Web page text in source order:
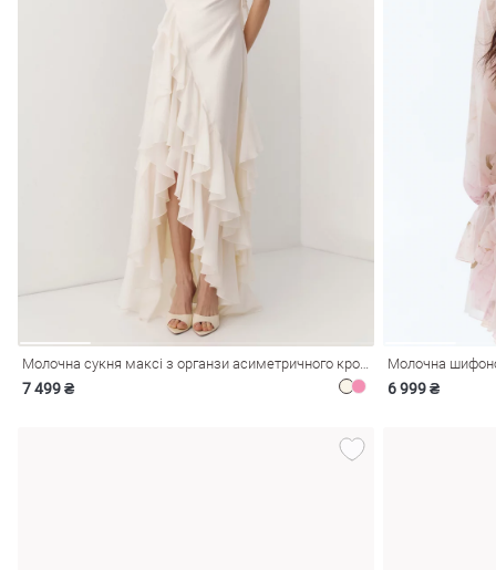
Молочна сукня максі з органзи асиметричного крою
7 499 ₴
Молочна
6 999 ₴